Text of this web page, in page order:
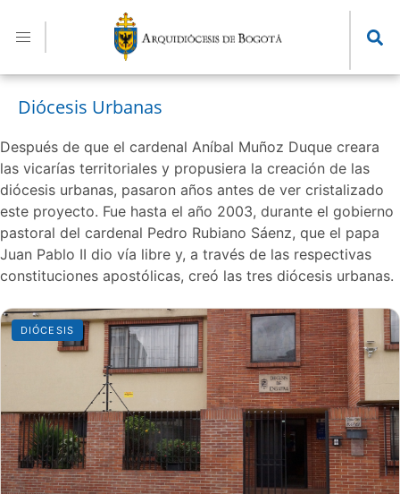
contenido
principal
Diócesis Urbanas
Después de que el cardenal Aníbal Muñoz Duque creara
las vicarías territoriales y propusiera la creación de las
diócesis urbanas, pasaron años antes de ver cristalizado
este proyecto. Fue hasta el año 2003, durante el gobierno
pastoral del cardenal Pedro Rubiano Sáenz, que el papa
Juan Pablo II dio vía libre y, a través de las respectivas
constituciones apostólicas, creó las tres diócesis urbanas.
DIÓCESIS